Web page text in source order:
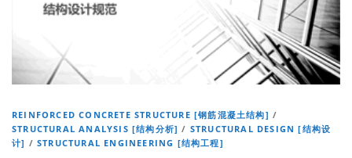
REINFORCED CONCRETE STRUCTURE [钢筋混凝土结构] /
STRUCTURAL ANALYSIS [结构分析] / STRUCTURAL DESIGN [结构设
计] /STRUCTURAL ENGINEERING [结构工程]